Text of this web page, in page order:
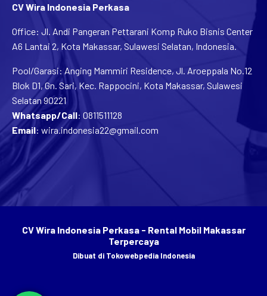
CV Wira Indonesia Perkasa
Office: Jl. Andi Pangeran Pettarani Komp Ruko Bisnis Center
A6 Lantai 2, Kota Makassar, Sulawesi Selatan, Indonesia.
Pool/Garasi: Anging Mammiri Residence, Jl. Aroeppala No.12
Blok D1, Gn. Sari, Kec. Rappocini, Kota Makassar, Sulawesi
Selatan 90221
Whatsapp/Call: 0811511128
Email: wira.indonesia22@gmail.com
CV Wira Indonesia Perkasa - Rental Mobil Makassar
Terpercaya
Dibuat di Tokowebpedia Indonesia